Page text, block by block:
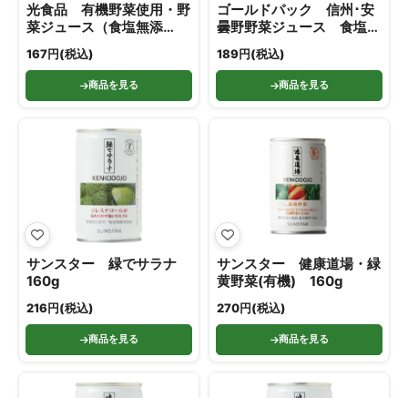
光食品 有機野菜使用・野
菜ジュース（食塩無添
加） 190g
167円(税込)
商品を見る
ゴールドパック 信州･安
曇野野菜ジュース 食塩無
添加 190g
189円(税込)
商品を見る
サンスター 緑でサラナ
160g
216円(税込)
商品を見る
サンスター 健康道場・緑
黄野菜(有機) 160g
270円(税込)
商品を見る